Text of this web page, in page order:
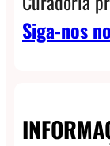
Siga-nos